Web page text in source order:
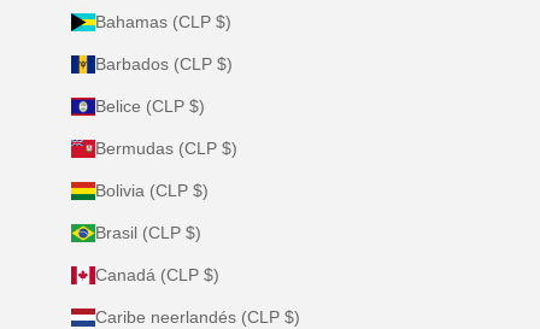
Bahamas (CLP $)
Barbados (CLP $)
Belice (CLP $)
Bermudas (CLP $)
Bolivia (CLP $)
Brasil (CLP $)
Canadá (CLP $)
Caribe neerlandés (CLP $)